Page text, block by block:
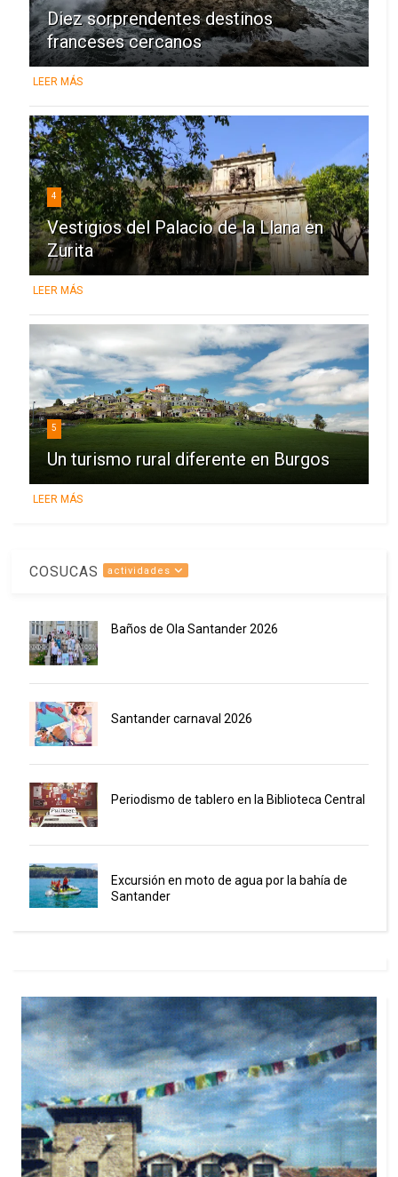
Diez sorprendentes destinos
franceses cercanos
LEER MÁS
4
Vestigios del Palacio de la Llana en
Zurita
LEER MÁS
5
Un turismo rural diferente en Burgos
LEER MÁS
COSUCAS actividades
Baños de Ola Santander 2026
Santander carnaval 2026
Periodismo de tablero en la Biblioteca Central
Excursión en moto de agua por la bahía de
Santander